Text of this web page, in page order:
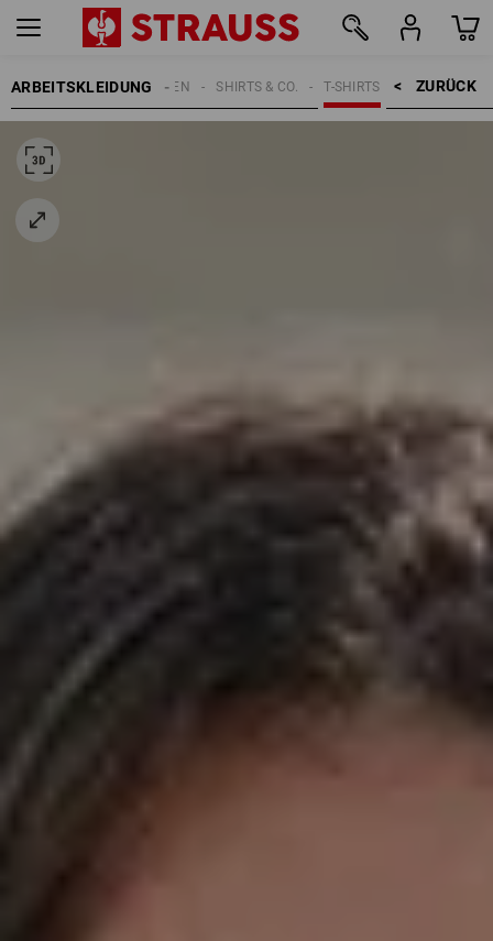
ARBEITSKLEIDUNG ZURÜCK    >
T-SHIRTS
SHIRTS & CO.
DAMEN